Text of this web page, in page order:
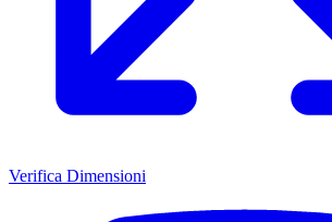
Verifica Dimensioni